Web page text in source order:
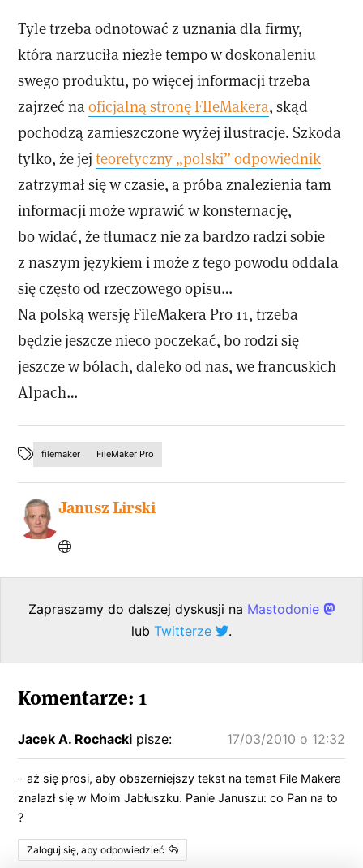
Tyle trzeba odnotować z uznania dla firmy,
która narzuciła niezłe tempo w doskonaleniu
swego produktu, po więcej informacji trzeba
zajrzeć naoficjalną stronę FIleMakera, skąd
pochodzą zamieszczone wyżej ilustracje. Szkoda
tylko, że jejteoretyczny „polski” odpowiednik
zatrzymał się w czasie, a próba znalezienia tam
informacji może wprawić w konsternację,
bo widać, że tłumacz nie za bardzo radzi sobie
z naszym językiem i może z tego powodu oddala
się często od rzeczowego opisu…
Na polską wersję FileMakera Pro 11, trzeba
będzie jeszcze nieco poczekać, bo rodzi się
jeszcze w bólach, daleko od nas, we francuskich
Alpach…
filemaker FileMaker Pro
Janusz Lirski
Zapraszamy do dalszej dyskusji na Mastodonie
lub Twitterze .
Komentarze: 1
Jacek A. Rochacki pisze: 17/03/2010 o 12:32
– aż się prosi, aby obszerniejszy tekst na temat File Makera
znalazł się w Moim Jabłuszku. Panie Januszu: co Pan na to
?
Zaloguj się, aby odpowiedzieć